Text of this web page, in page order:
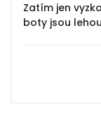
Zatím jen
boty jsou